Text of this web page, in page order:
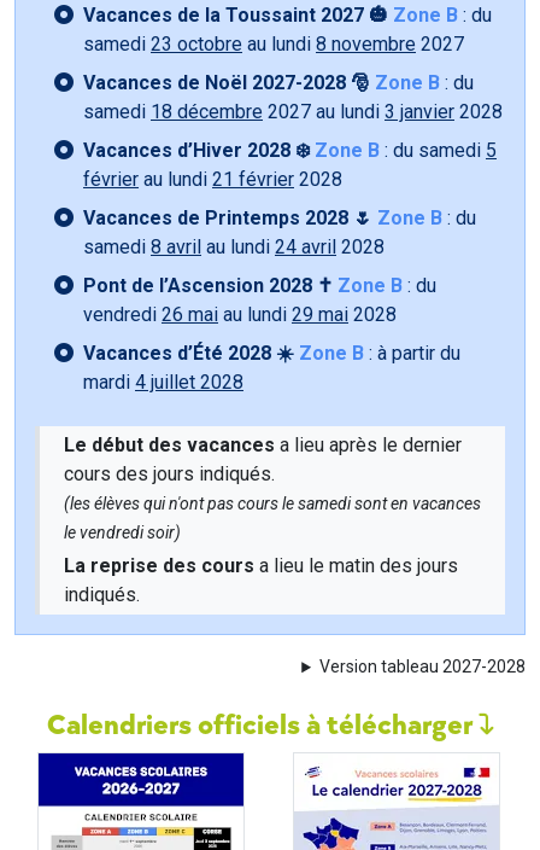
Vacances de la Toussaint 2027 🎃 Zone B : du
samedi 23 octobre au lundi 8 novembre 2027
Vacances de Noël 2027-2028 🎅 Zone B : du
samedi 18 décembre 2027 au lundi 3 janvier 2028
Vacances d’Hiver 2028 ❄️ Zone B : du samedi 5
février au lundi 21 février 2028
Vacances de Printemps 2028 🌷 Zone B : du
samedi 8 avril au lundi 24 avril 2028
Pont de l’Ascension 2028 ✝️ Zone B : du
vendredi 26 mai au lundi 29 mai 2028
Vacances d’Été 2028 ☀️ Zone B : à partir du
mardi 4 juillet 2028
Le début des vacances a lieu après le dernier
cours des jours indiqués.
(les élèves qui n'ont pas cours le samedi sont en vacances
le vendredi soir)
La reprise des cours a lieu le matin des jours
indiqués.
Version tableau 2027-2028
Calendriers officiels à télécharger